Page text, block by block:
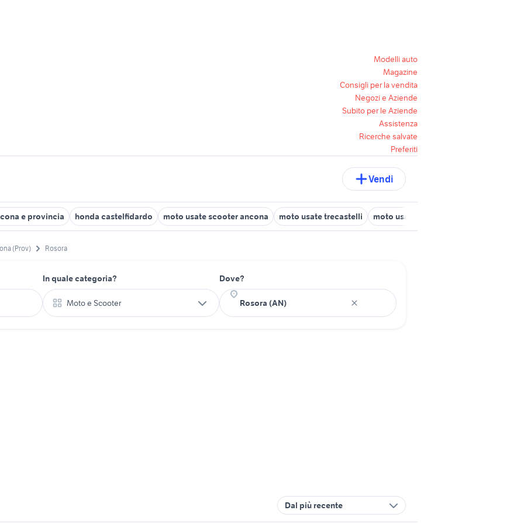
Modelli auto
Magazine
Consigli per la vendita
Negozi e Aziende
Subito per le Aziende
Assistenza
Ricerche salvate
Preferiti
Vendi
e provincia honda castelfidardo moto usate scooter ancona moto usate trecastelli moto usate offagna
(Prov) Rosora
In quale categoria?
Moto e Scooter
Dove?
Dal più recente